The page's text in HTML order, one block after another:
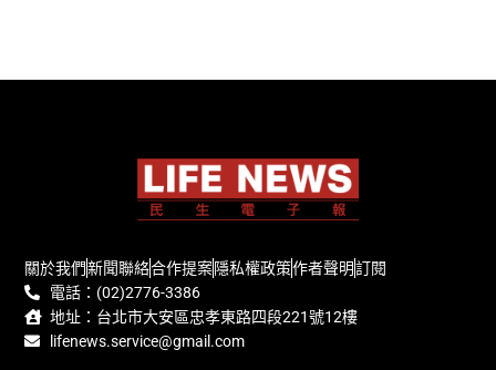
關於我們新聞聯絡合作提案隱私權政策作者聲明訂閱
電話：(02)2776-3386
地址：台北市大安區忠孝東路四段221號12樓
lifenews.service@gmail.com